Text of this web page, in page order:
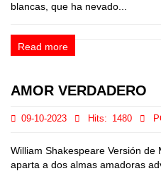
blancas, que ha nevado...
Read more
AMOR VERDADERO
09-10-2023 Hits: 1480
William Shakespeare Versión
aparta a dos almas amadoras